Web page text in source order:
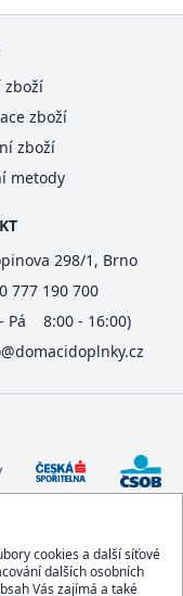
cookies a další síťové
dalších osobních
Vás zajímá a také
zboží
zboží
zboží
metody
298/1, Brno
777 190 700
Pá 8:00 - 16:00)